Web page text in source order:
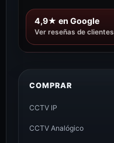
4,9★ en Google
Ver reseñas de clientes
COMPRAR
CCTV IP
CCTV Analógico